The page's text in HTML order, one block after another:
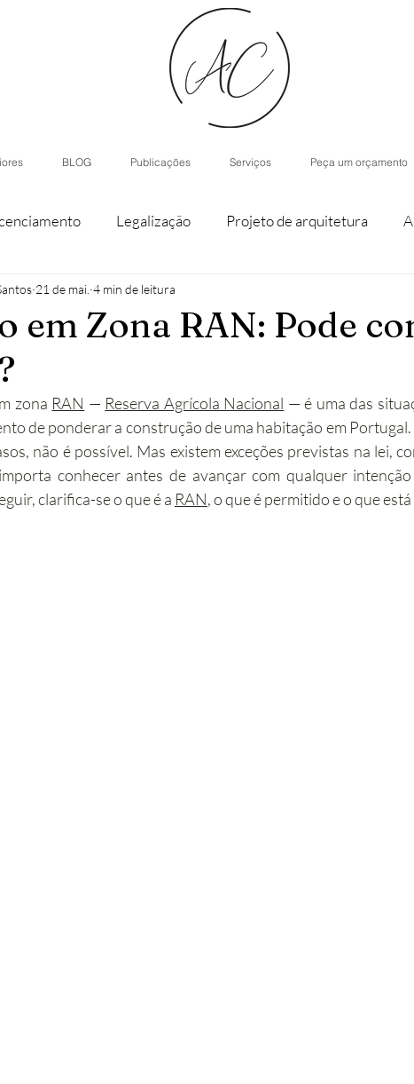
BLOG Publicações Serviços Peça um orçamento
Legalização Projeto de arquitetura
Destaque de parcela
Reabilitação Imobiliário Alojamento Local
Turismo Sustentabilidade Investimento
em Zona RAN: Pode
21 de mai. 4 min de leitura
zona RAN — Reserva Agrícola Nacional — é uma das
de ponderar a construção de uma habitação em
não é possível. Mas existem exceções previstas na lei,
conhecer antes de avançar com qualquer
clarifica-se o que é a RAN, o que é permitido e o que